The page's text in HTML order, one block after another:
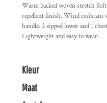
Warm backed woven stretch
repellent finish. Wind resistant
handle. 2 zipped lower and 1
Lightweight and easy to wear.
Kleur
Maat